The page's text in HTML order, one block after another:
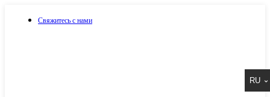
Свяжитесь с нами
RU